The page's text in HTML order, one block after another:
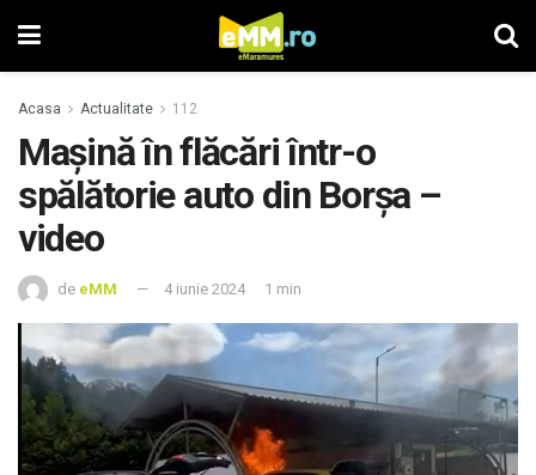
Acasa Actualitate 112
Maşină în flăcări într-o
spălătorie auto din Borşa –
video
de eMM 4 iunie 2024 1 min